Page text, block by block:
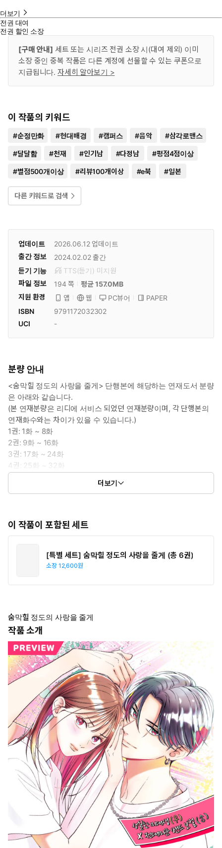
더보기
전권 대여
전권 할인 소장
[구매 안내] 세트 또는 시리즈 전권 소장 시(대여 제외) 이미
소장 중인 중복 작품은 다른 계정에 선물할 수 있는 쿠폰으로
지급됩니다. 자세히 알아보기 >
이 작품의 키워드
#순정만화 #현대배경 #캠퍼스 #음악 #삼각로맨스
#달달함 #천재 #인기남 #다정남 #평점4점이상
#별점500개이상 #리뷰100개이상 #e북 #일본
다른 키워드로 검색
업데이트 2026.06.12업데이트
출간 정보
2024.02.02 출간
듣기 기능
TTS(듣기) 미 지원
파일 정보
194 쪽
평균 157.0MB
지원 환경
앱 웹 PC뷰어
PAPER
ISBN
9791172032302
UCI
-
분량 안내
<숨막힐 정도의 사랑을 줄게> 단행본에 해당하는 연재도서 분량
은 아래와 같습니다.
(본 연재분량은 리디에 서비스 되었던 연재분량이며, 각 단행본의
연재화수와는 차이가 있을 수 있습니다.)
1권: 1화 ~ 8화
2권: 9화 ~ 16화
3권: 17화 ~ 24화
4권: 25화 ~ 32화
5권: 33화 ~ 40화
더보기
이 작품이 포함된 세트
[특별 세트] 숨막힐 정도의 사랑을 줄게 (총 6권)
소장 12,600원
숨막힐 정도의 사랑을 줄게
작품 소개